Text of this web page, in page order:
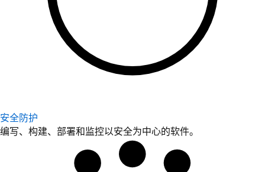
安全防护
编写、构建、部署和监控以安全为中心的软件。